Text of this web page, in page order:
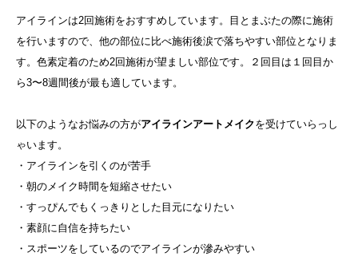
アイラインは2回施術をおすすめしています。目とまぶたの際に施術
を行いますので、他の部位に比べ施術後涙で落ちやすい部位となりま
す。色素定着のため2回施術が望ましい部位です。２回目は１回目か
ら3〜8週間後が最も適しています。
以下のようなお悩みの方がアイラインアートメイクを受けていらっし
ゃいます。
・アイラインを引くのが苦手
・朝のメイク時間を短縮させたい
・すっぴんでもくっきりとした目元になりたい
・素顔に自信を持ちたい
・スポーツをしているのでアイラインが滲みやすい